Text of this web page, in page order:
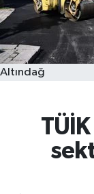
Altındağ